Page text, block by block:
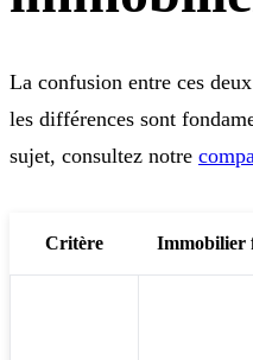
La confusion entre ces
les différences sont
sujet, consultez notre
Critère Immobilier